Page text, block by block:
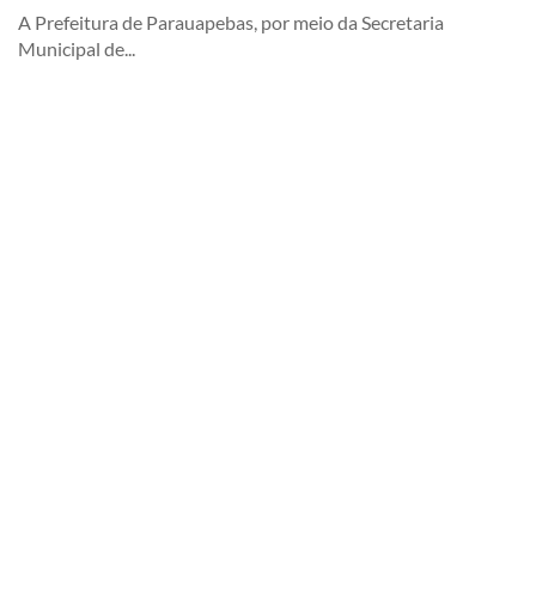
A Prefeitura de Parauapebas, por meio da Secretaria
Municipal de...